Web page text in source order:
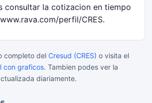
consultar la cotizacion en tiempo
perfil/CRES.
completo del Cresud (CRES) o visita el
con graficos. Tambien podes ver la
diariamente.